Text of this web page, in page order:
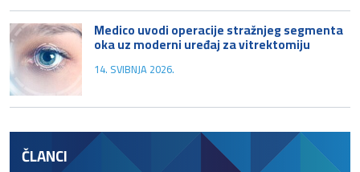
Medico uvodi operacije stražnjeg segmenta
oka uz moderni uređaj za vitrektomiju
14. SVIBNJA 2026.
ČLANCI